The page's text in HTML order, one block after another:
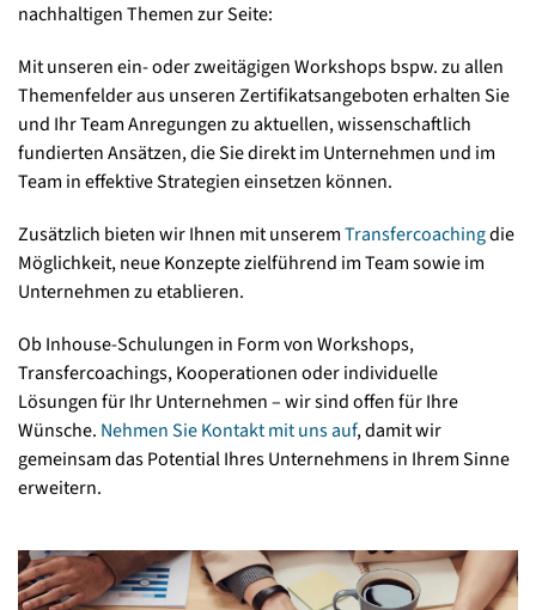
nachhaltigen Themen zur Seite:
Mit unseren ein- oder zweitägigen Workshops bspw. zu allen
Themenfelder aus unseren Zertifikatsangeboten erhalten Sie
und Ihr Team Anregungen zu aktuellen, wissenschaftlich
fundierten Ansätzen, die Sie direkt im Unternehmen und im
Team in effektive Strategien einsetzen können.
Zusätzlich bieten wir Ihnen mit unseremTransfercoachingdie
Möglichkeit, neue Konzepte zielführend im Team sowie im
Unternehmen zu etablieren.
Ob Inhouse-Schulungen in Form von Workshops,
Transfercoachings, Kooperationen oder individuelle
Lösungen für Ihr Unternehmen – wir sind offen für Ihre
Wünsche. Nehmen Sie Kontakt mit uns auf, damit wir
gemeinsam das Potential Ihres Unternehmens in Ihrem Sinne
erweitern.